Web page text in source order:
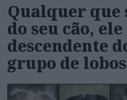
Qualquer que
do seu cão, ele
descendente
grupo de lobos